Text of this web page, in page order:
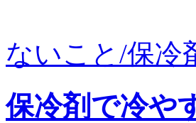
ないこと/保冷
保冷剤で冷や